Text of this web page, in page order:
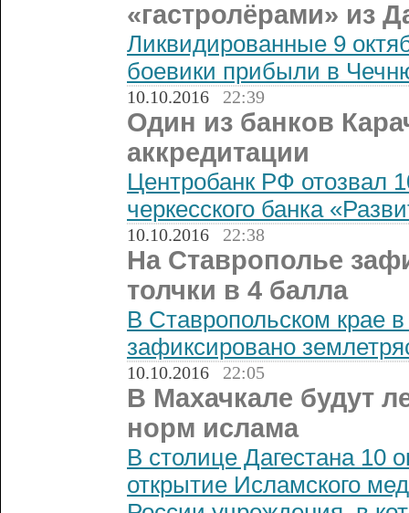
«гастролёрами» из
Ликвидированные 9
боевики прибыли в
10.10.2016 22:39
Один из банков
аккредитации
Центробанк РФ отозвал
черкесского банка
10.10.2016 22:38
На Ставрополье
толчки в 4 балла
В Ставропольском крае
зафиксировано
10.10.2016 22:05
В Махачкале будут
норм ислама
В столице Дагестана 10
открытие Исламского